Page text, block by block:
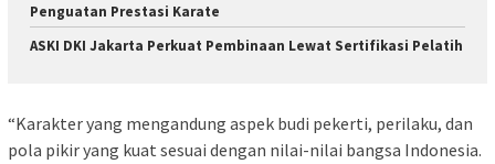
Penguatan Prestasi Karate
ASKI DKI Jakarta Perkuat Pembinaan Lewat Sertifikasi Pelatih
“Karakter yang mengandung aspek budi pekerti, perilaku, dan
pola pikir yang kuat sesuai dengan nilai-nilai bangsa Indonesia.